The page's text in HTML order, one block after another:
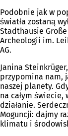
Podobnie jak w
światła zostaną
Stadthausie
Archeologii im.
AG.
Janina
przypomina nam,
naszej planety.
na całym świecie,
działanie.
Moguncji: dajmy
klimatu i